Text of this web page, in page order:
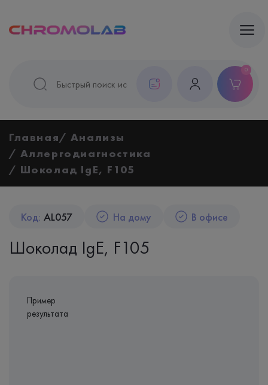
0
Главная
Анализы
Аллергодиагностика
Шоколад IgE, F105
Код: AL057 На дому В офисе
Шоколад IgE, F105
Пример
результата